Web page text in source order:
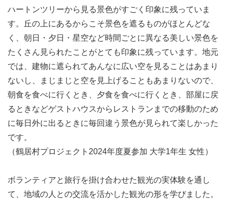
9月18日 鶴居村到着/オリエンテーション/釧路湿原
ハートンツリーから見る景色がすごく印象に残っていま
す。丘の上にあるからこそ景色を遮るものがほとんどな
く、朝日・夕日・星空など時間ごとに異なる美しい景色を
たくさん見られたことがとても印象に残っています。地元
では、建物に遮られてあんなに広い空を見ることはあまり
ないし、まじまじと空を見上げることもあまりないので、
朝食を食べに行くとき、夕食を食べに行くとき、部屋に戻
るときなどゲストハウスからレストランまでの移動のため
に毎日外に出るときに毎回違う景色が見られて楽しかった
です。
（鶴居村プロジェクト2024年度夏参加 大学1年生 女性）
ボランティアと旅行を掛け合わせた観光の実体験を通し
て、地域の人との交流を活かした観光の形を学びました。